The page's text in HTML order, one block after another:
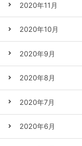
2020年11月
2020年10月
2020年9月
2020年8月
2020年7月
2020年6月